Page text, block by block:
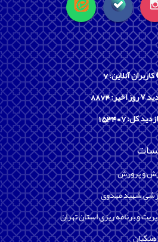
آنلاین: 7
8874
کل: 153407
و پرورش
شهید مهدوی
و برنامه ریزی استان تهران